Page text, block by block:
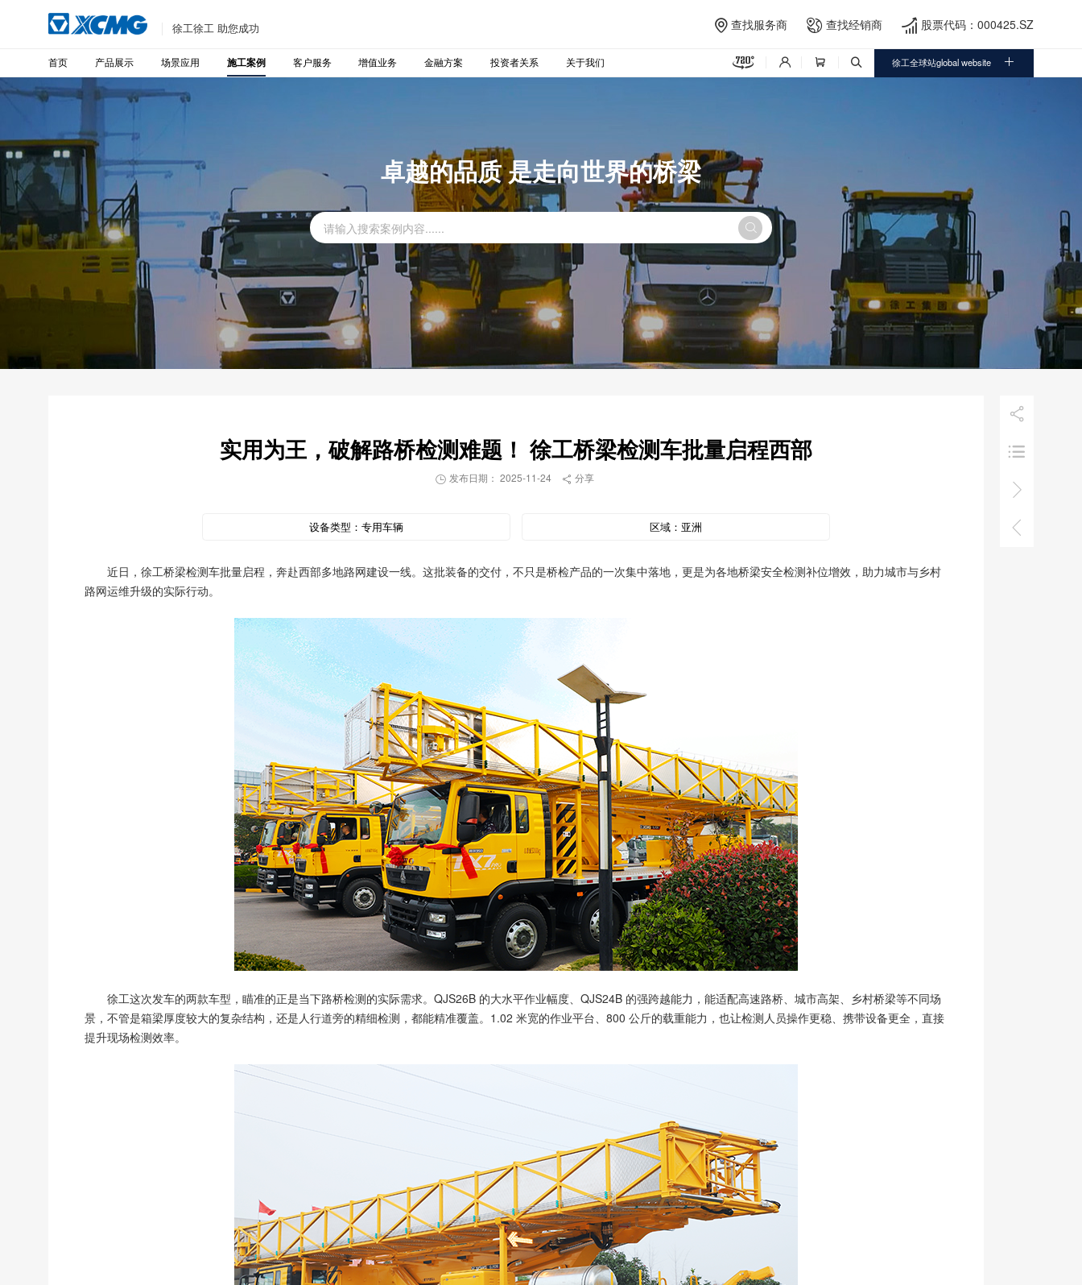
徐工徐工 助您成功  查找服务商  查找经销商  股票代码：000425.SZ
首页 产品展示 场景应用 施工案例 客户服务 增值业务 金融方案 投资者关系 关于我们     徐工全球站global website 
卓越的品质 是走向世界的桥梁





实用为王，破解路桥检测难题！ 徐工桥梁检测车批量启程西部
 发布日期： 2025-11-24  分享
设备类型：专用车辆 区域： 亚洲
近日，徐工桥梁检测车批量启程，奔赴西部多地路网建设一线。这批装备的交付，不只是桥检产品的一次集中落地，更是为各地桥梁安全检测补位增效，助力城市与乡村
路网运维升级的实际行动。
徐工这次发车的两款车型，瞄准的正是当下路桥检测的实际需求。QJS26B 的大水平作业幅度、QJS24B 的强跨越能力，能适配高速路桥、城市高架、乡村桥梁等不同场
景，不管是箱梁厚度较大的复杂结构，还是人行道旁的精细检测，都能精准覆盖。1.02 米宽的作业平台、800 公斤的载重能力，也让检测人员操作更稳、携带设备更全，直接
提升现场检测效率。